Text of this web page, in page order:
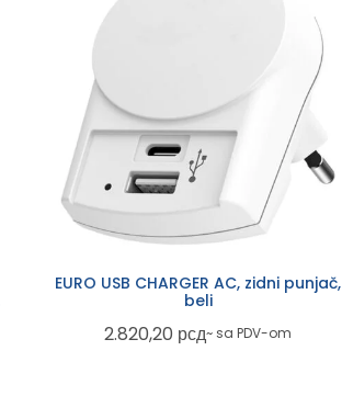
EURO USB CHARGER AC, zidni punjač,
beli
2.820,20 рсд~ sa PDV-om